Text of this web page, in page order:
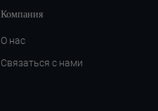
Компания
О нас
Связаться с нами